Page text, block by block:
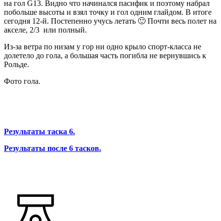
на гол G13. Видно что начинался пасифик и поэтому набрал
побольше высоты и взял точку и гол одним глайдом. В итоге
сегодня 12-й. Постепенно учусь летать 🙂 Почти весь полет на
акселе, 2/3 или полный.
Из-за ветра по низам у гор ни одно крыло спорт-класса не
долетело до гола, а большая часть погибла не вернувшись к
Рольде.
Фото гола.
Результаты таска 6.
Результаты после 6 тасков.